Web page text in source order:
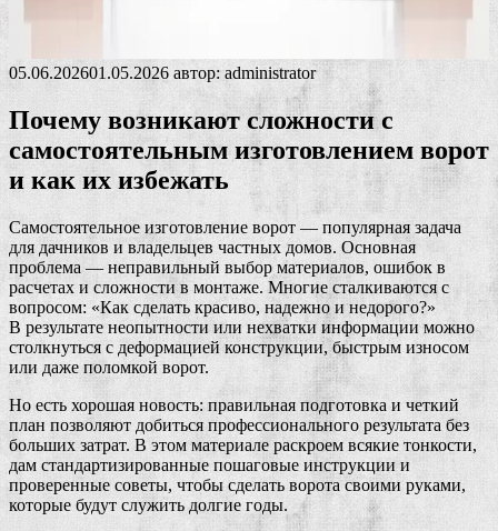
05.06.202601.05.2026 автор:administrator
Почему возникают сложности с
самостоятельным изготовлением ворот
и как их избежать
Самостоятельное изготовление ворот — популярная задача
для дачников и владельцев частных домов. Основная
проблема — неправильный выбор материалов, ошибок в
расчетах и сложности в монтаже. Многие сталкиваются с
вопросом: «Как сделать красиво, надежно и недорого?»
В результате неопытности или нехватки информации можно
столкнуться с деформацией конструкции, быстрым износом
или даже поломкой ворот.
Но есть хорошая новость: правильная подготовка и четкий
план позволяют добиться профессионального результата без
больших затрат. В этом материале раскроем всякие тонкости,
дам стандартизированные пошаговые инструкции и
проверенные советы, чтобы сделать ворота своими руками,
которые будут служить долгие годы.